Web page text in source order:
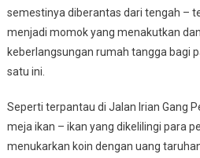
semestinya diberantas dari tengah –
menjadi momok yang menakutkan
keberlangsungan rumah tangga bagi
satu ini.
Seperti terpantau di Jalan Irian Gang
meja ikan – ikan yang dikelilingi para
menukarkan koin dengan uang